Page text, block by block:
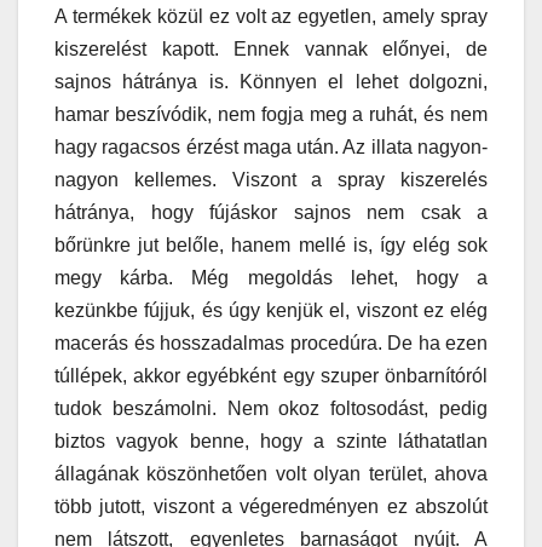
A termékek közül ez volt az egyetlen, amely spray
kiszerelést kapott. Ennek vannak előnyei, de
sajnos hátránya is. Könnyen el lehet dolgozni,
hamar beszívódik, nem fogja meg a ruhát, és nem
hagy ragacsos érzést maga után. Az illata nagyon-
nagyon kellemes. Viszont a spray kiszerelés
hátránya, hogy fújáskor sajnos nem csak a
bőrünkre jut belőle, hanem mellé is, így elég sok
megy kárba. Még megoldás lehet, hogy a
kezünkbe fújjuk, és úgy kenjük el, viszont ez elég
macerás és hosszadalmas procedúra. De ha ezen
túllépek, akkor egyébként egy szuper önbarnítóról
tudok beszámolni. Nem okoz foltosodást, pedig
biztos vagyok benne, hogy a szinte láthatatlan
állagának köszönhetően volt olyan terület, ahova
több jutott, viszont a végeredményen ez abszolút
nem látszott, egyenletes barnaságot nyújt. A